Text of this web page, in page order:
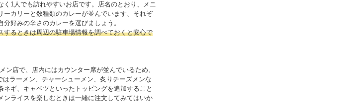
1人でも訪れやすいお店です。店名のとおり、メニ
カリーと数種類のカレーが並んでいます、それぞ
好みの辛さのカレーを選びましょう。
るときは周辺の駐車場情報を調べておくと安心で
ン店で、店内にはカウンター席が並んでいるため、
ラーメン、チャーシューメン、炙りチーズメンな
ギ、キャベツといったトッピングを追加すること
ライスを楽しむときは一緒に注文してみてはいか